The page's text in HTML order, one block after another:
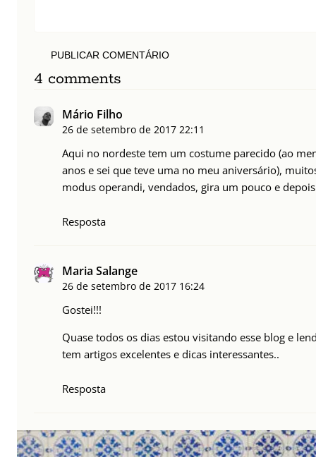
PUBLICAR COMENTÁRIO
4 comments
Mário Filho
26 de setembro de 2017 22:11
Aqui no nordeste tem um costume parecido (ao
anos e sei que teve uma no meu aniversário),
modus operandi, vendados, gira um pouco e
Resposta
Maria Salange
26 de setembro de 2017 16:24
Gostei!!!
Quase todos os dias estou visitando esse blog e
tem artigos excelentes e dicas interessantes..
Resposta